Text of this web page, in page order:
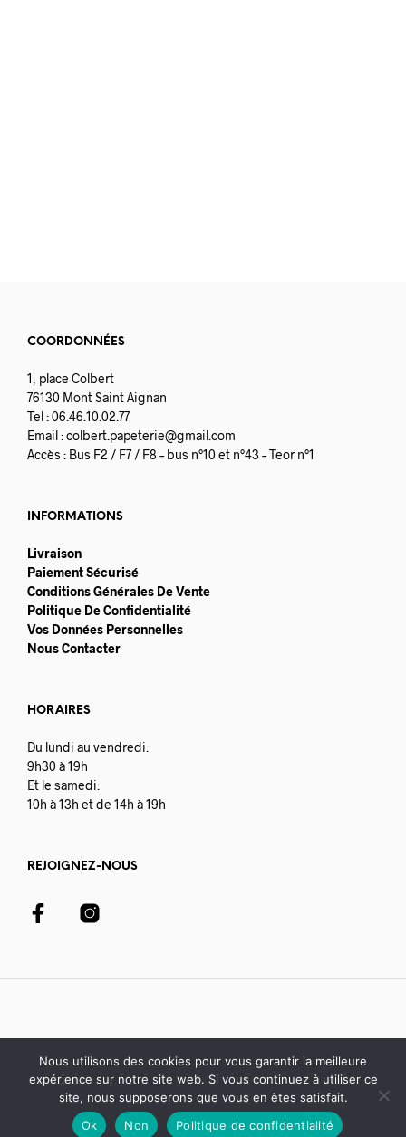
COORDONNÉES
1, place Colbert
76130 Mont Saint Aignan
Tel : 06.46.10.02.77
Email :colbert.papeterie@gmail.com
Accès : Bus F2 / F7 / F8 – bus n°10 et n°43 – Teor n°1
INFORMATIONS
Livraison
Paiement Sécurisé
Conditions Générales De Vente
Politique De Confidentialité
Vos Données Personnelles
Nous Contacter
HORAIRES
Du lundi au vendredi:
9h30 à 19h
Et le samedi:
10h à 13h et de 14h à 19h
REJOIGNEZ-NOUS
© 2020-21 Librairie Colbert | développé avec parDigisoft
Nous utilisons des cookies pour vous garantir la meilleure
expérience sur notre site web. Si vous continuez à utiliser ce
site, nous supposerons que vous en êtes satisfait.
Ok
Non Politique de confidentialité